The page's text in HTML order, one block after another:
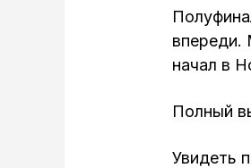
впереди.
начал в
Полный
Увидеть